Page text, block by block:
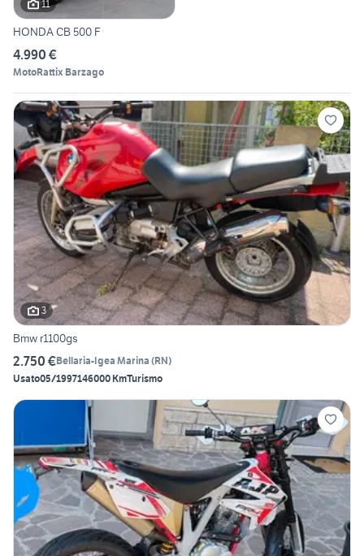
11
HONDA CB 500 F
4.990 €
MotoRattix Barzago
3
Bmw r1100gs
2.750 €Bellaria-Igea Marina (RN)
Usato05/1997146000 KmTurismo